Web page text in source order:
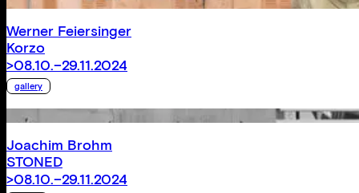
Werner Feiersinger
Korzo
>08.10.–29.11.2024
gallery
Joachim Brohm
STONED
>08.10.–29.11.2024